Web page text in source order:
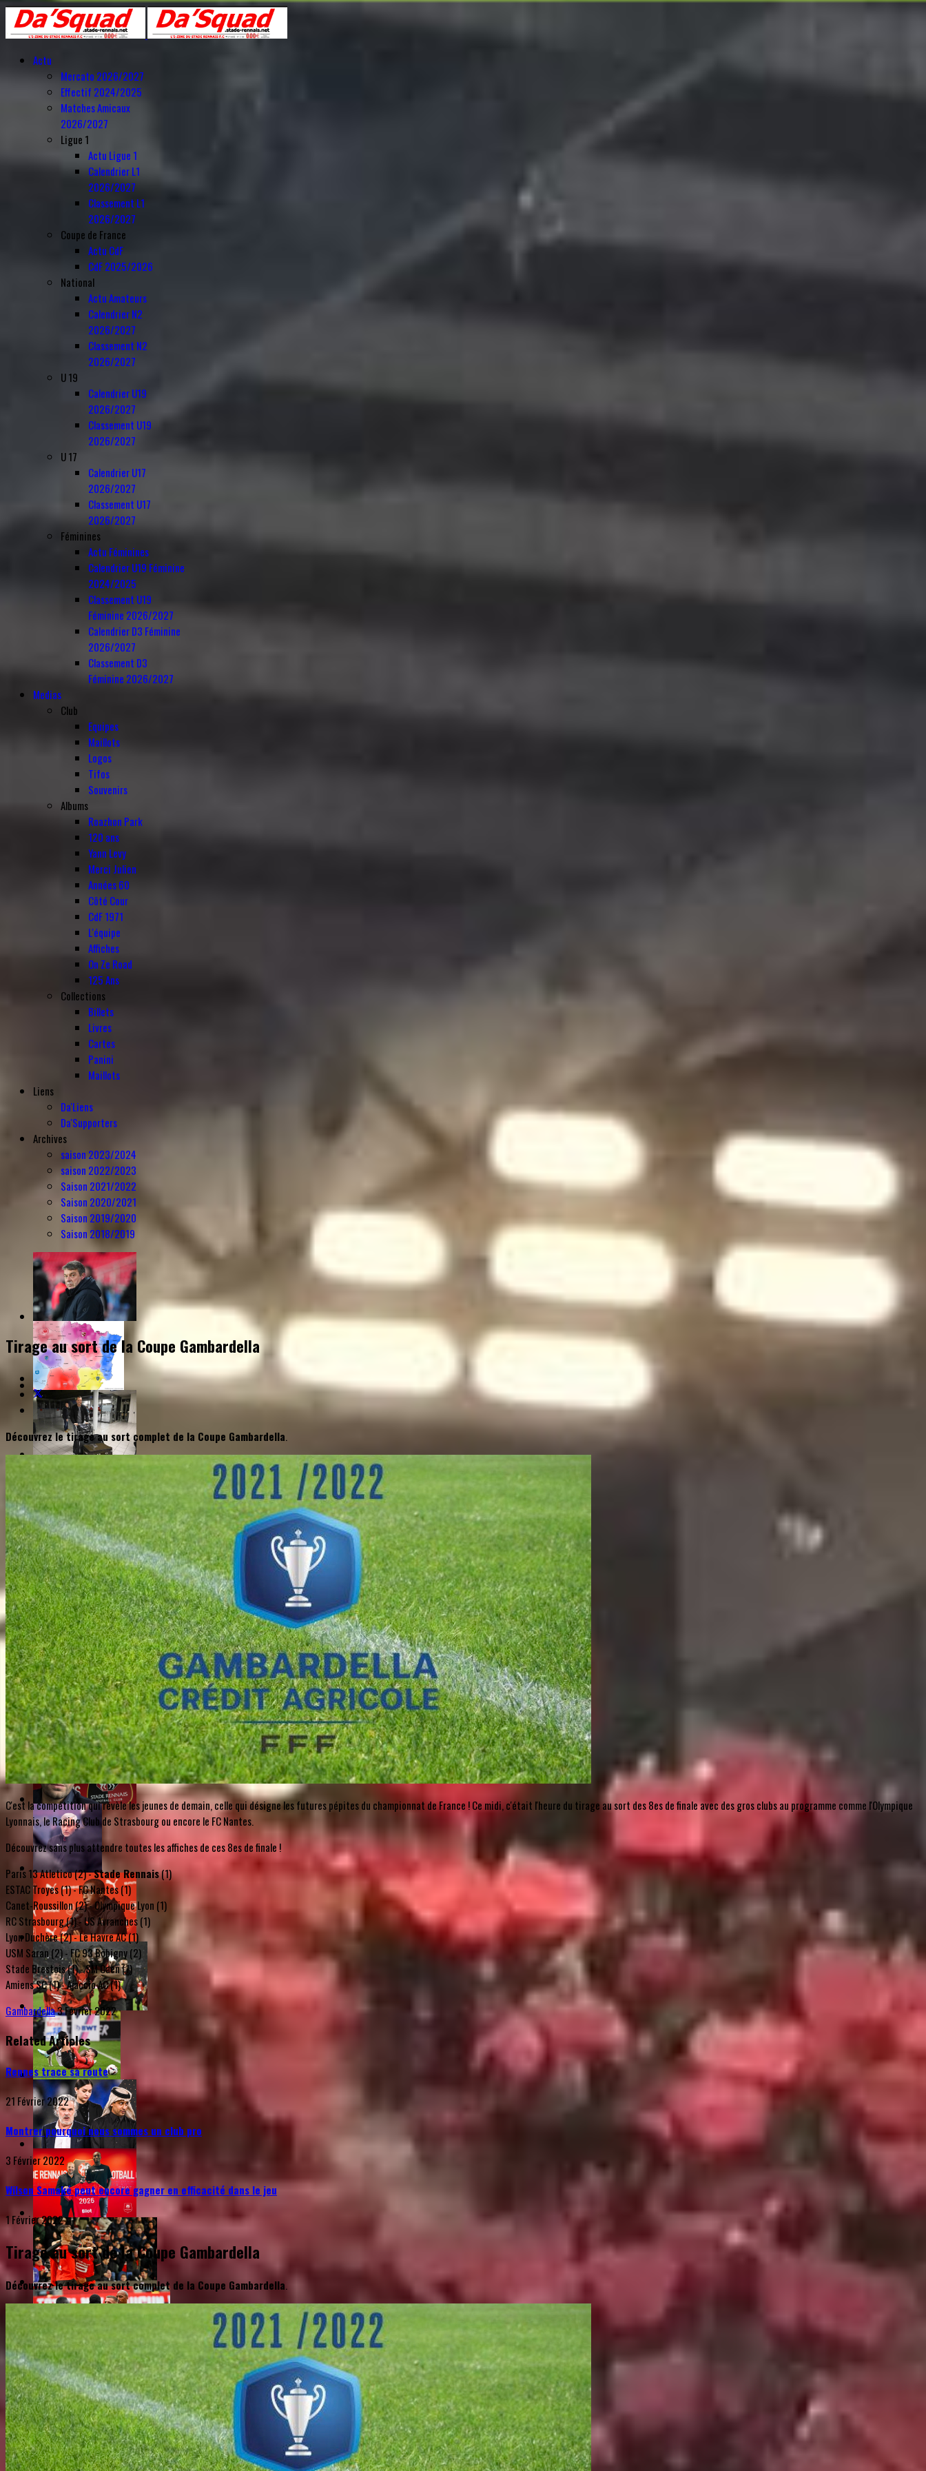
Actu
Mercato 2026/2027
Effectif 2024/2025
Matches Amicaux
2026/2027
Ligue 1
Actu Ligue 1
Calendrier L1
2026/2027
Classement L1
2026/2027
Coupe de France
Actu CdF
CdF 2025/2026
National
Actu Amateurs
Calendrier N2
2026/2027
Classement N2
2026/2027
U 19
Calendrier U19
2026/2027
Classement U19
2026/2027
U 17
Calendrier U17
2026/2027
Classement U17
2026/2027
Féminines
Actu Féminines
Calendrier U19 Féminine
2024/2025
Classement U19
Féminine 2026/2027
Calendrier D3 Féminine
2026/2027
Classement D3
Féminine 2026/2027
Medias
Club
Equipes
Maillots
Logos
Tifos
Souvenirs
Albums
Roazhon Park
120 ans
Yann Levy
Merci Julien
Années 60
Côté Cour
CdF 1971
L'équipe
Affiches
On Ze Road
125 Ans
Collections
Billets
Livres
Cartes
Panini
Maillots
Liens
Da'Liens
Da'Supporters
Archives
saison 2023/2024
saison 2022/2023
Saison 2021/2022
Saison 2020/2021
Saison 2019/2020
Saison 2018/2019
Tirage au sort de la Coupe Gambardella
Découvrez le tirage au sort complet de la Coupe Gambardella.
C'est la compétition qui révèle les jeunes de demain, celle qui désigne les futures pépites du championnat de France ! Ce midi, c'était l'heure du tirage au sort des 8es de finale avec des gros clubs au programme comme l'Olympique
Lyonnais, le Racing Club de Strasbourg ou encore le FC Nantes.
Découvrez sans plus attendre toutes les affiches de ces 8es de finale !
Paris 13 Atletico (2) -Stade Rennais(1)
ESTAC Troyes (1) - FC Nantes (1)
Canet-Roussillon (2) - Olympique Lyon (1)
RC Strasbourg (1) - US Avranches (1)
Lyon Duchère (2) - Le Havre AC (1)
USM Saran (2) - FC 93 Bobigny (2)
Stade Brestois (1) - SM Caen (1)
Amiens SC (1) - Ajaccio AC (1)
Gambardella3 Février 2022
Related Articles
Rennes trace sa route
21 Février 2022
Montrer pourquoi nous sommes un club pro
3 Février 2022
Wilson Samaké peut encore gagner en efficacité dans le jeu
1 Février 2022
Tirage au sort de la Coupe Gambardella
Découvrez le tirage au sort complet de la Coupe Gambardella.
précédente
précédent
suivante
suivant